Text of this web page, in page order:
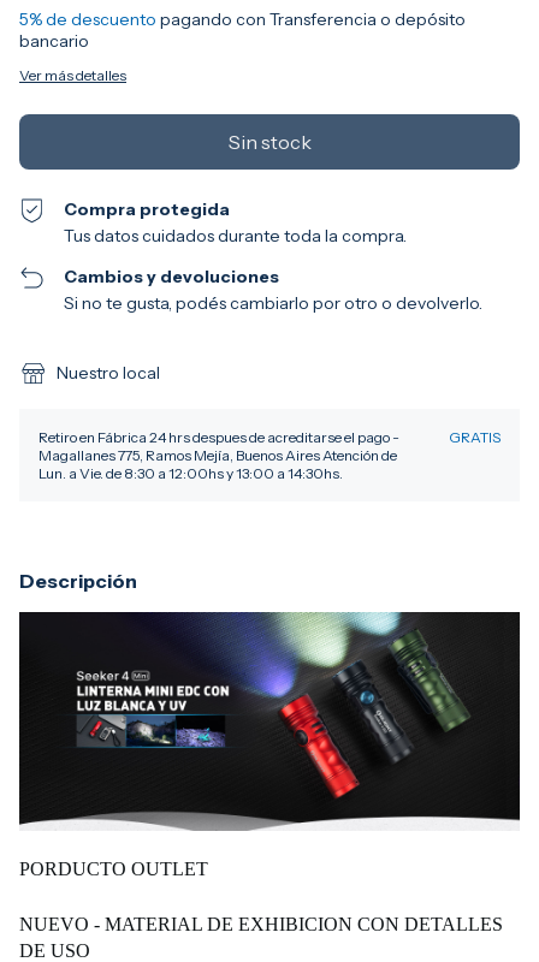
5% de descuento pagando con Transferencia o depósito
bancario
Ver más detalles
Compra protegida
Tus datos cuidados durante toda la compra.
Cambios y devoluciones
Si no te gusta, podés cambiarlo por otro o devolverlo.
Nuestro local
Retiro en Fábrica 24 hrs despues de acreditarse el pago -
Magallanes 775, Ramos Mejía, Buenos Aires Atención de
Lun. a Vie. de 8:30 a 12:00hs y 13:00 a 14:30hs.
GRATIS
Descripción
PORDUCTO OUTLET
NUEVO - MATERIAL DE EXHIBICION CON DETALLES
DE USO